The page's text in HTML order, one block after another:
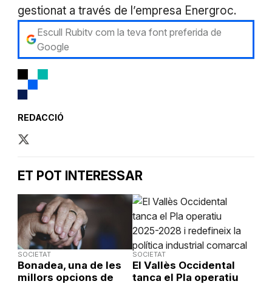
gestionat a través de l’empresa Energroc.
Escull Rubitv com la teva font preferida de
Google
REDACCIÓ
ET POT INTERESSAR
SOCIETAT
Bonadea, una de les
millors opcions de
SOCIETAT
El Vallès Occidental
tanca el Pla operatiu